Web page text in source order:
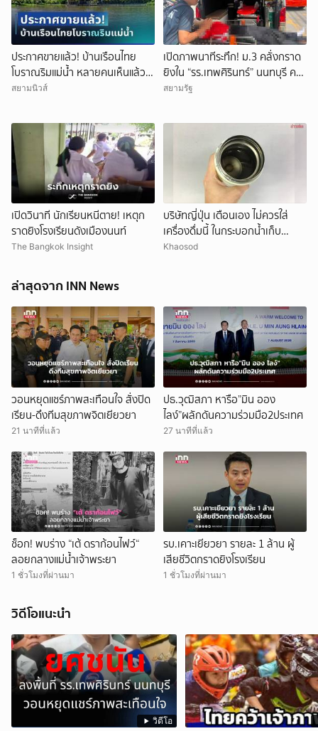
ประกาศขายแล้ว! บ้านเรือนไทย
โบราณริมแม่น้ำ หลายคนเห็นแล้ว
จำได้ เคยเป็นฉากหนังดัง
สยามนิวส์
เปิดภาพนาทีระทึก! ม.3 คลั่งกราด
ยิงใน “รร.เทพศิรินทร์” นนทบุรี ครู
ดับ 2 บาดเจ็บกว่า 20 ราย ก่อนยิง
สยามรัฐ
เปิดวินาที นักเรียนหนีตาย! เหตุก
ราดยิงโรงเรียนดังเมืองนนท์
The Bangkok Insight
บริษัทญี่ปุ่น เตือนเอง ไม่ควรใส่
เครื่องดื่มนี้ ในกระบอกน้ำเก็บ
อุณหภูมิ เสี่ยงเสียหายง่าย
Khaosod
ล่าสุดจาก INN News
วอนหยุดแชร์ภาพสะเทือนใจ สั่งปิด
เรียน-ดึงทีมสุขภาพจิตเยียวยา
21 นาทีที่แล้ว
ปธ.วุฒิสภา หารือ”มิน ออง
ไลง์”ผลักดันความร่วมมือ2ประเทศ
27 นาทีที่แล้ว
ช็อก! พบร่าง “เต้ ดราก้อนไฟว์“
ลอยกลางแม่น้ำเจ้าพระยา
1 ชั่วโมงที่ผ่านมา
รบ.เคาะเยียวยา รายละ 1 ล้าน ผู้
เสียชีวิตกราดยิงโรงเรียน
1 ชั่วโมงที่ผ่านมา
วิดีโอแนะนำ
วิดีโอ